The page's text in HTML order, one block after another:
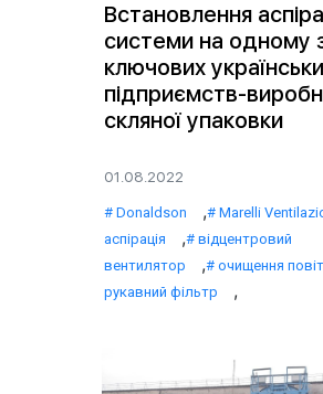
Встановлення
системи на одному
ключових
підприємств-
скляної упаковки
01.08.2022
Donaldson , Marelli
аспірація ,
відцентровий
вентилятор
, очищення
рукавний фільтр ,